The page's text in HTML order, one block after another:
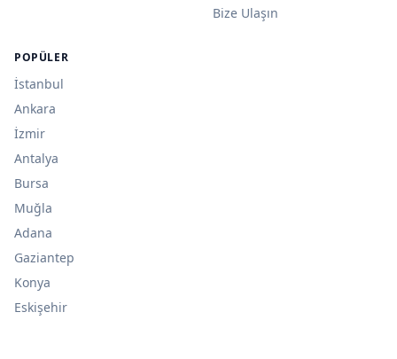
Bize Ulaşın
POPÜLER
İstanbul
Ankara
İzmir
Antalya
Bursa
Muğla
Adana
Gaziantep
Konya
Eskişehir